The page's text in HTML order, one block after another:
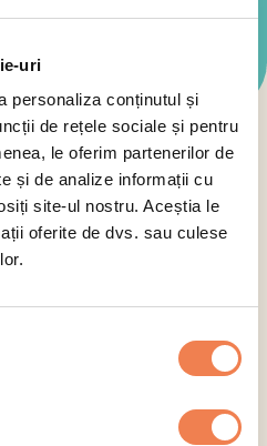
uri
personaliza conținutul și
de rețele sociale și pentru
le oferim partenerilor de
și de analize informații cu
site-ul nostru. Aceștia le
oferite de dvs. sau culese
Edenia sunt: